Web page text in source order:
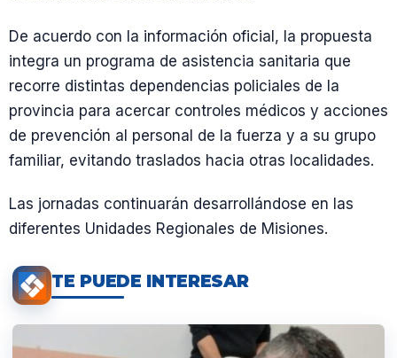
De acuerdo con la información oficial, la propuesta
integra un programa de asistencia sanitaria que
recorre distintas dependencias policiales de la
provincia para acercar controles médicos y acciones
de prevención al personal de la fuerza y a su grupo
familiar, evitando traslados hacia otras localidades.
Las jornadas continuarán desarrollándose en las
diferentes Unidades Regionales de Misiones.
TE PUEDE INTERESAR